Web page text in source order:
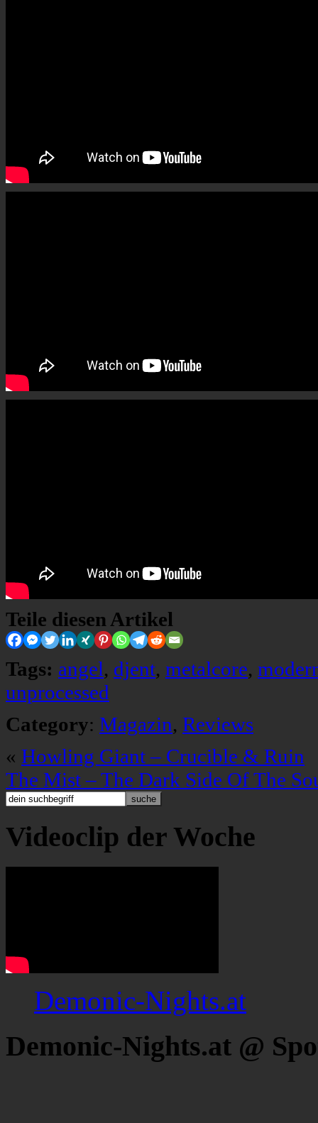
Teile diesen Artikel
Tags: angel, djent, metalcore,
unprocessed
Category: Magazin, Reviews
« Howling Giant – Crucible & Ruin
The Mist – The Dark Side Of The
Videoclip der Woche
Demonic-Nights.at
Demonic-Nights.at @